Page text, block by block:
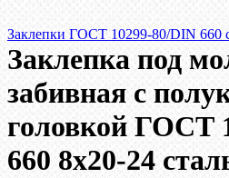
Заклепки ГОСТ 10299-80/DIN 660
Заклепка под
забивная с
головкой ГОСТ
660 8х20-24